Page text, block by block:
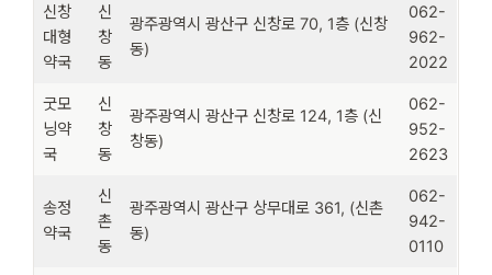
신창
대형
약국
신
창
동
광주광역시 광산구 신창로 70, 1층 (신창
동)
062-
962-
2022
굿모
닝약
국
신
창
동
광주광역시 광산구 신창로 124, 1층 (신
창동)
062-
952-
2623
송정
약국
신
촌
동
광주광역시 광산구 상무대로 361, (신촌
동)
062-
942-
0110